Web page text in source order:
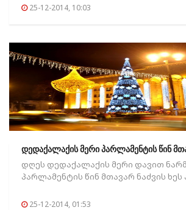
25-12-2014, 10:03
დედაქალაქის მერი პარლამენტის წინ
დღეს დედაქალაქის მერი დავით
პარლამენტის წინ მთავარ ნაძვის ხეს
25-12-2014, 01:53